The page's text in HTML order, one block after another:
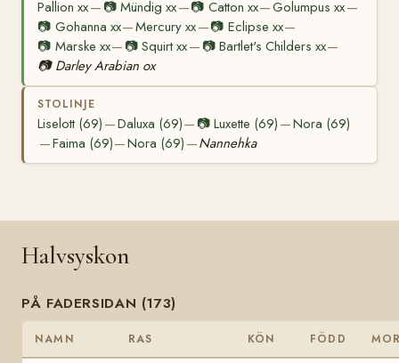
Pallion xx— 📷Mündig xx—📷 Catton xx—Golumpus xx—
📷 Gohanna xx—Mercury xx—📷 Eclipse xx—
📷 Marske xx— 📷Squirt xx— 📷 Bartlet's Childers xx—
📷 Darley Arabian ox
STOLINJE
Liselott (69) —Daluxa (69)— 📷Luxette (69) —Nora (69)
—Faima (69)—Nora (69) —Nannehka
Halvsyskon
PÅ FADERSIDAN (173)
NAMN RAS KÖN FÖDD